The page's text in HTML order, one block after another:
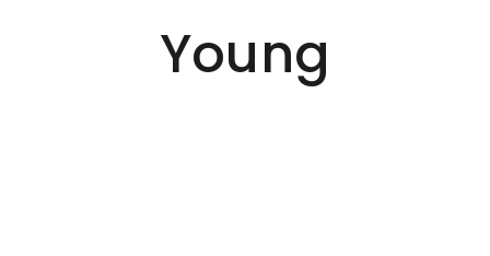
Young